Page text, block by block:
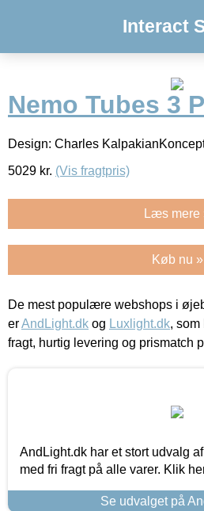
Interact
Nemo Tubes 3
Design: Charles
5029 kr. (Vis fragtpris)
Læs mere
Køb nu »
De mest populære webshops i
erAndLight.dk og Luxlight.dk, som
fragt, hurtig levering og prismatch
AndLight.dk har et stort udvalg
med fri fragt på alle varer. Klik
Se udvalget på